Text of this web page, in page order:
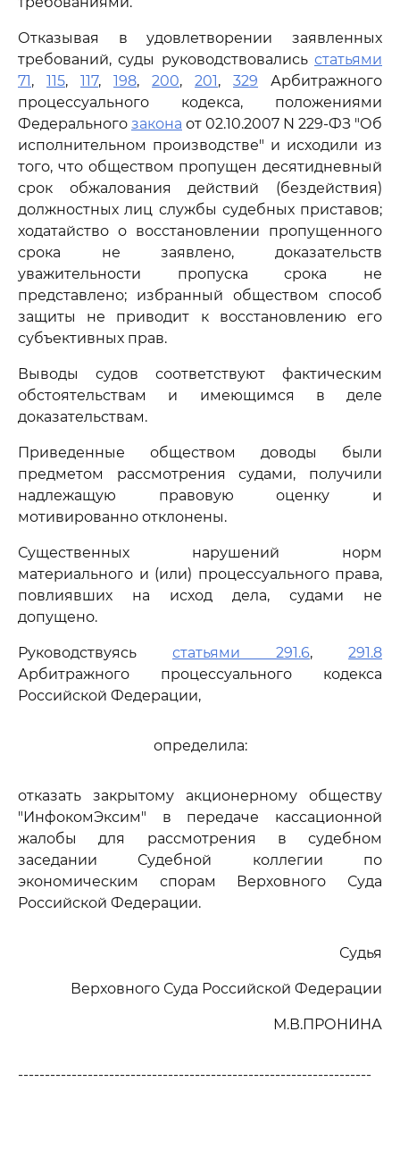
Отказывая в удовлетворении заявленных
требований, суды руководствовались статьями
71, 115, 117, 198, 200, 201, 329 Арбитражного
процессуального кодекса, положениями
Федерального закона от 02.10.2007 N 229-ФЗ "Об
исполнительном производстве" и исходили из
того, что обществом пропущен десятидневный
срок обжалования действий (бездействия)
должностных лиц службы судебных приставов;
ходатайство о восстановлении пропущенного
срока не заявлено, доказательств
уважительности пропуска срока не
представлено; избранный обществом способ
защиты не приводит к восстановлению его
субъективных прав.
Выводы судов соответствуют фактическим
обстоятельствам и имеющимся в деле
доказательствам.
Приведенные обществом доводы были
предметом рассмотрения судами, получили
надлежащую правовую оценку и
мотивированно отклонены.
Существенных нарушений норм
материального и (или) процессуального права,
повлиявших на исход дела, судами не
допущено.
Руководствуясь статьями 291.6, 291.8
Арбитражного процессуального кодекса
Российской Федерации,
определила:
отказать закрытому акционерному обществу
"ИнфокомЭксим" в передаче кассационной
жалобы для рассмотрения в судебном
заседании Судебной коллегии по
экономическим спорам Верховного Суда
Российской Федерации.
Судья
Верховного Суда Российской Федерации
М.В.ПРОНИНА
------------------------------------------------------------------